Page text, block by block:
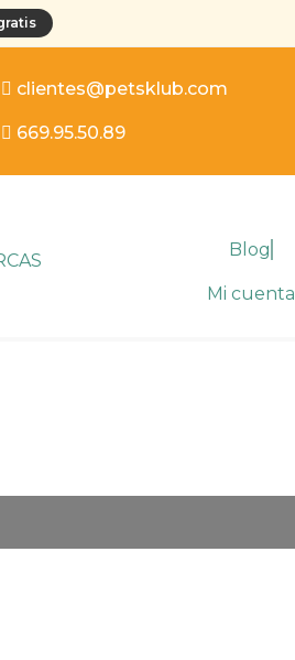
clientes@petsklub.com
669.95.50.89
Blog
Mi cuenta